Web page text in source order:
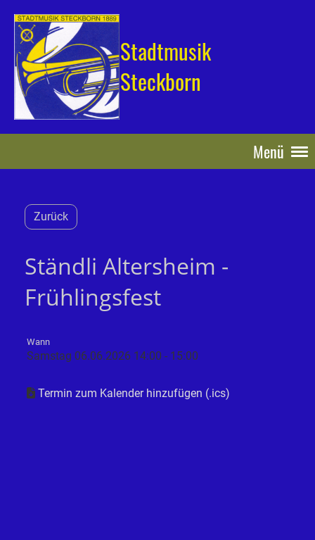
Stadtmusik
Steckborn
Menü
Zurück
Ständli Altersheim -
Frühlingsfest
Wann
Samstag 06.06.2026 14:00 - 15:00
Termin zum Kalender hinzufügen (.ics)